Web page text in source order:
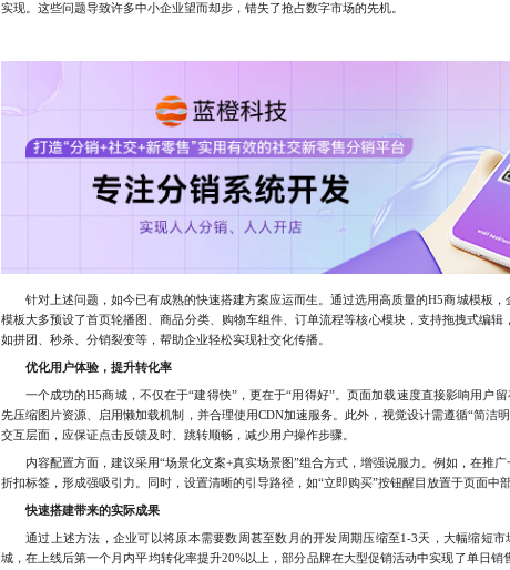
实现。这些问题导致许多中小企业望而却步，错失了抢占数字市场的先机。
针对上述问题，如今已有成熟的快速搭建方案应运而生。通过选用高质量的H5商城模板，
模板大多预设了首页轮播图、商品分类、购物车组件、订单流程等核心模块，支持拖拽式编
如拼团、秒杀、分销裂变等，帮助企业轻松实现社交化传播。
优化用户体验，提升转化率
一个成功的H5商城，不仅在于“建得快”，更在于“用得好”。页面加载速度直接影响用户
先压缩图片资源、启用懒加载机制，并合理使用CDN加速服务。此外，视觉设计需遵循“简
交互层面，应保证点击反馈及时、跳转顺畅，减少用户操作步骤。
内容配置方面，建议采用“场景化文案+真实场景图”组合方式，增强说服力。例如，在推
折扣标签，形成强吸引力。同时，设置清晰的引导路径，如“立即购买”按钮醒目放置于页面中
快速搭建带来的实际成果
通过上述方法，企业可以将原本需要数周甚至数月的开发周期压缩至1-3天，大幅缩短市
城，在上线后第一个月内平均转化率提升20%以上，部分品牌在大型促销活动中实现了单日